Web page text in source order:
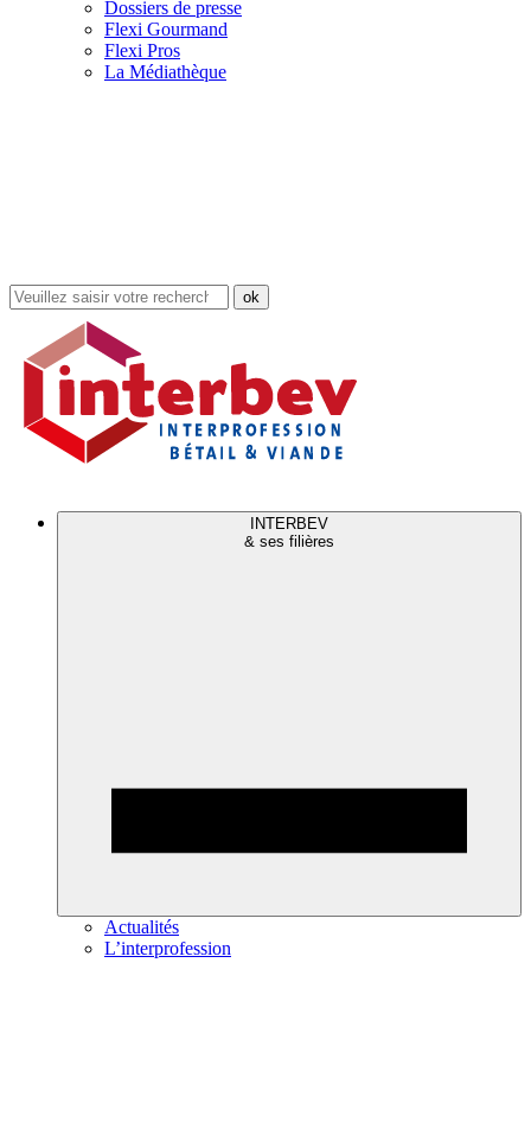
Dossiers de presse
Flexi Gourmand
Flexi Pros
La Médiathèque
Rechercher
dans
site
INTERBEV
& ses filières
Actualités
L’interprofession